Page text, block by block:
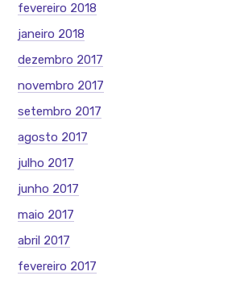
fevereiro 2018
janeiro 2018
dezembro 2017
novembro 2017
setembro 2017
agosto 2017
julho 2017
junho 2017
maio 2017
abril 2017
fevereiro 2017